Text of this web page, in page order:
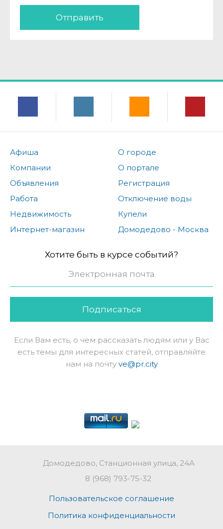
Отправить
Афиша
Компании
Объявления
Работа
Недвижимость
Интернет-магазин
О городе
О портале
Регистрация
Отключение воды
Купели
Домодедово - Москва
Хотите быть в курсе событий?
Подписаться
Если Вам есть, о чем рассказать людям или у Вас
есть темы для интересных статей, отправляйте
нам на почту ve@pr.city
Домодедово, Станционная улица, 24А
8 (968) 793-75-32
Пользовательское соглашение
Политика конфиденциальности